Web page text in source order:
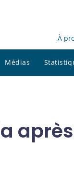
À
Médias
après